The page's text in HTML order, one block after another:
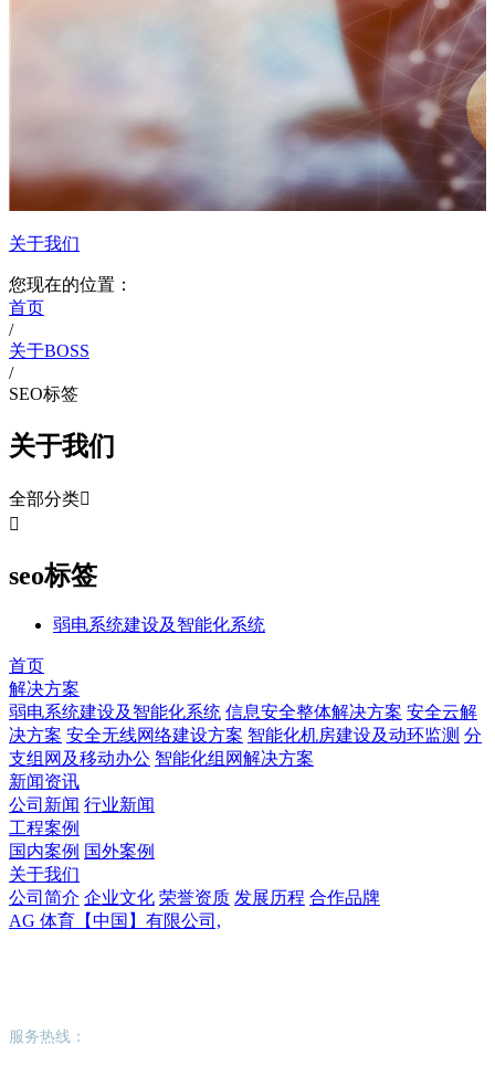
关于我们
您现在的位置：
首页
/
关于BOSS
/
SEO标签
关于我们
全部分类

seo标签
弱电系统建设及智能化系统
首页
解决方案
弱电系统建设及智能化系统 信息安全整体解决方案 安全云解
决方案 安全无线网络建设方案 智能化机房建设及动环监测 分
支组网及移动办公 智能化组网解决方案
新闻资讯
公司新闻 行业新闻
工程案例
国内案例 国外案例
关于我们
公司简介 企业文化 荣誉资质 发展历程 合作品牌
AG 体育【中国】有限公司,
服务热线：